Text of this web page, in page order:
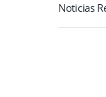
Noticias